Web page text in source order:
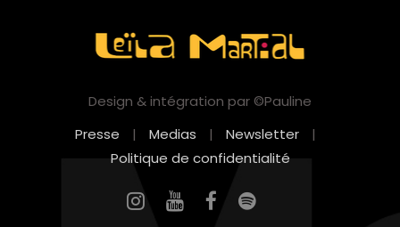
Design & intégration par ©Pauline
Presse
| Medias | Newsletter
|
Politique de confidentialité